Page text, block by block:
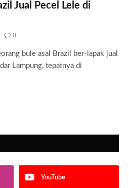
Jual Pecel Lele di
0
bule asal Brazil ber-lapak jual
Lampung, tepatnya di
YouTube